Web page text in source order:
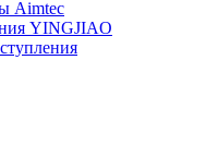
Aimtec
YINGJIAO